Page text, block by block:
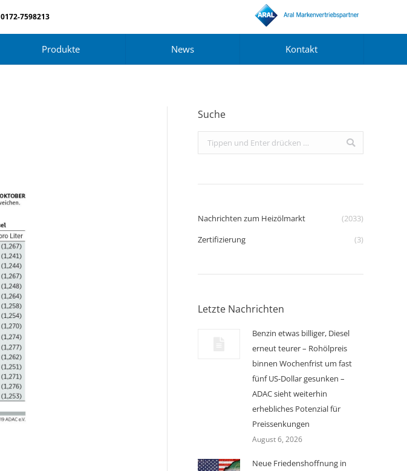
0172-7598213
Produkte News Kontakt
Suche
Search:
Nachrichten zum Heizölmarkt
(2033)
Zertifizierung
(3)
Letzte Nachrichten
Benzin etwas billiger, Diesel
erneut teurer – Rohölpreis
binnen Wochenfrist um fast
fünf US-Dollar gesunken –
ADAC sieht weiterhin
erhebliches Potenzial für
Preissenkungen
August 6, 2026
Neue Friedenshoffnung in